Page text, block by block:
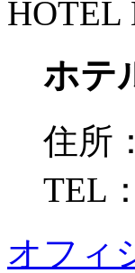
HOTEL
ホテ
住所：
TEL：
オフィ